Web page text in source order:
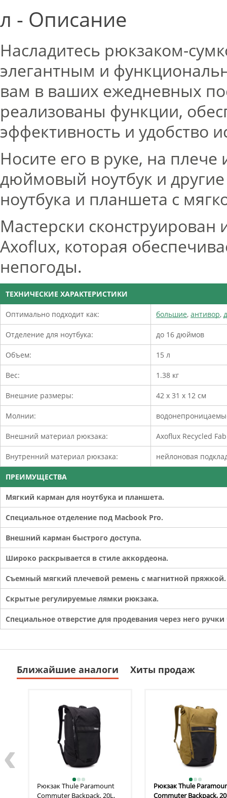
л - Описание
Насладитесь рюкзаком-
элегантным и
вам в ваших ежедневных
реализованы функции,
эффективность и удобство
Носите его в руке, на
дюймовый ноутбук и другие
ноутбука и планшета с
Мастерски
Axoflux, которая
непогоды.
ТЕХНИЧЕСКИЕ ХАРАКТЕРИСТИКИ
Оптимально подходит как: большие, антивор,
Отделение для ноутбука: до 16 дюймов
Объем: 15 л
Вес: 1.38 кг
Внешние размеры: 42 х 31 х 12 см
Молнии:
Внешний материал рюкзака: Axoflux Recycled
Внутренний материал рюкзака: нейлоновая
ПРЕИМУЩЕСТВА
Мягкий карман для ноутбука и планшета.
Специальное отделение под Macbook Pro.
Внешний карман быстрого доступа.
Широко раскрывается в стиле аккордеона.
Съемный мягкий плечевой ремень с магнитной пряжкой.
Скрытые регулируемые лямки рюкзака.
Специальное отверстие для продевания через него
Ближайшие аналоги Хиты продаж
Рюкзак Thule Paramount
Commuter Backpack, 20L,
Рюкзак Thule
Commuter Backpack,
‹